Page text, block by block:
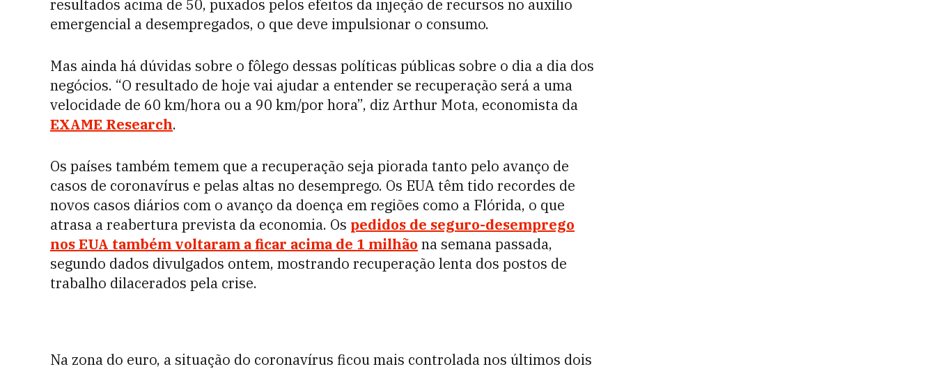
resultados acima de 50, puxados pelos efeitos da injeção de recursos no auxílio
emergencial a desempregados, o que deve impulsionar o consumo.
Mas ainda há dúvidas sobre o fôlego dessas políticas públicas sobre o dia a dia dos
negócios. “O resultado de hoje vai ajudar a entender se recuperação será a uma
velocidade de 60 km/hora ou a 90 km/por hora”, diz Arthur Mota, economista da
EXAME Research.
Os países também temem que a recuperação seja piorada tanto pelo avanço de
casos de coronavírus e pelas altas no desemprego. Os EUA têm tido recordes de
novos casos diários com o avanço da doença em regiões como a Flórida, o que
atrasa a reabertura prevista da economia. Os pedidos de seguro-desemprego
nos EUA também voltaram a ficar acima de 1 milhão na semana passada,
segundo dados divulgados ontem, mostrando recuperação lenta dos postos de
trabalho dilacerados pela crise.
Na zona do euro, a situação do coronavírus ficou mais controlada nos últimos dois